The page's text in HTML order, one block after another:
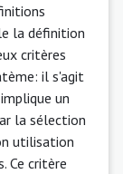
la définition
critères
il s'agit
un
la sélection
utilisation
Ce critère